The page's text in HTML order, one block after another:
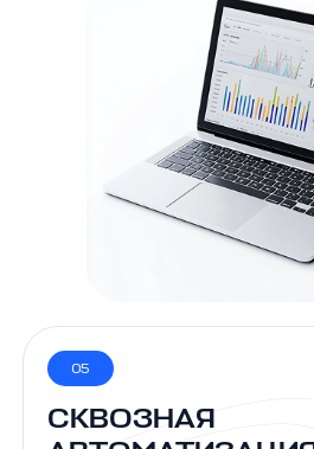
05
СКВОЗНАЯ